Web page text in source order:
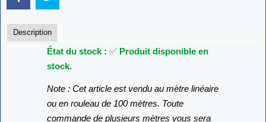
Description
État du stock : ✅ Produit disponible en
stock.
Note : Cet article est vendu au mètre linéaire
ou en rouleau de 100 mètres. Toute
commande de plusieurs mètres vous sera